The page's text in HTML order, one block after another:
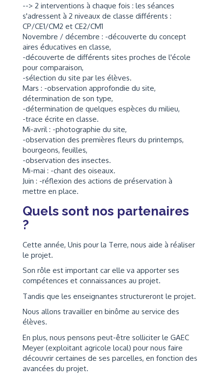
--> 2 interventions à chaque fois : les séances
s'adressent à 2 niveaux de classe différents :
CP/CE1/CM2 et CE2/CM1
Novembre / décembre : -découverte du concept
aires éducatives en classe,
-découverte de différents sites proches de l'école
pour comparaison,
-sélection du site par les élèves.
Mars : -observation approfondie du site,
détermination de son type,
-détermination de quelques espèces du milieu,
-trace écrite en classe.
Mi-avril : -photographie du site,
-observation des premières fleurs du printemps,
bourgeons, feuilles,
-observation des insectes.
Mi-mai : -chant des oiseaux.
Juin : -réflexion des actions de préservation à
mettre en place.
Quels sont nos partenaires
?
Cette année, Unis pour la Terre, nous aide à réaliser
le projet.
Son rôle est important car elle va apporter ses
compétences et connaissances au projet.
Tandis que les enseignantes structureront le projet.
Nous allons travailler en binôme au service des
élèves.
En plus, nous pensons peut-être solliciter le GAEC
Meyer (exploitant agricole local) pour nous faire
découvrir certaines de ses parcelles, en fonction des
avancées du projet.